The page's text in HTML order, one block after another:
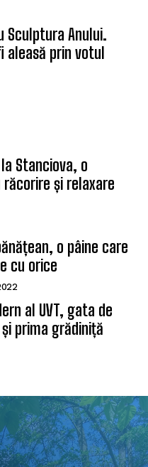
Sculptura Anului.
aleasă prin votul
Stanciova, o
și relaxare
o pâine care
cu orice
al UVT, gata de
prima grădiniță